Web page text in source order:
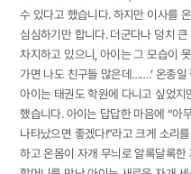
수 있다고 했습니다. 하지만 이사를
심심하기만 합니다. 더군다나 덩치
차지하고 있으니, 아이는 그 모습이
가면 나도 친구들 많은데…….’ 온종
아이는 태권도 학원에 다니고 싶었
했습니다. 아이는 답답한 마음에 “아
나타났으면 좋겠다!”라고 크게 소리
하고 온몸이 자개 무늬로 알록달록